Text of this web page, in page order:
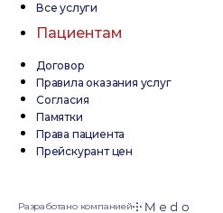
Все услуги
Пациентам
Договор
Правила оказания услуг
Согласия
Памятки
Права пациента
Прейскурант цен
Разработано компанией